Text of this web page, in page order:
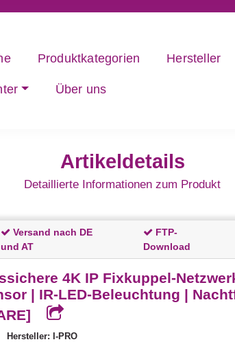
Produktkategorien Hersteller
Über uns
Artikeldetails
Detaillierte Informationen zum Produkt
Versand nach DE
und AT
FTP-
Download
4K IP Fixkuppel-
| IR-LED-Beleuchtung |
Hersteller: I-PRO